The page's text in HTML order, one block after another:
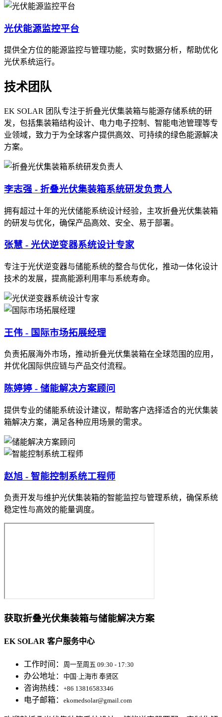
光伏能源监控平台
提供全方位的能源监控与管理功能，实时数据分析，帮助优化
光伏系统运行。
技术团队
EK SOLAR 团队专注于折叠光伏集装箱与能源存储系统的研
发，包括集装箱结构设计、电力电子控制、智能电池管理等专
业领域，致力于为全球客户提供高效、可持续的绿色能源解决
方案。
李志强 - 折叠光伏集装箱系统研发负责人
拥有超过十年的光伏储能系统设计经验，主攻折叠光伏集装箱
的研发与优化，确保产品高效、安全、易于部署。
张慧 - 光伏逆变器系统设计专家
专注于光伏逆变器与储能系统的整合与优化，推动一体化设计
技术的发展，提高能源利用率与系统寿命。
王伟 - 国际市场拓展经理
负责拓展海外市场，推动折叠光伏集装箱在全球范围的应用，
并优化国际供应链与产品交付流程。
陈婷婷 - 储能解决方案顾问
提供专业的储能系统设计建议，帮助客户选择适合的光伏集装
箱解决方案，满足各种应用场景的需求。
赵旭 - 智能控制系统工程师
负责开发与维护光伏集装箱的智能监控与管理系统，确保系统
稳定性与高效的能量调度。
获取折叠光伏集装箱与储能解决方案
EK SOLAR 客户服务中心
工作时间： 周一至周五 09:30 - 17:30
办公地址： 中国·上海市 奉贤区
咨询热线： +86 13816583346
电子邮箱： ekomedsolar@gmail.com